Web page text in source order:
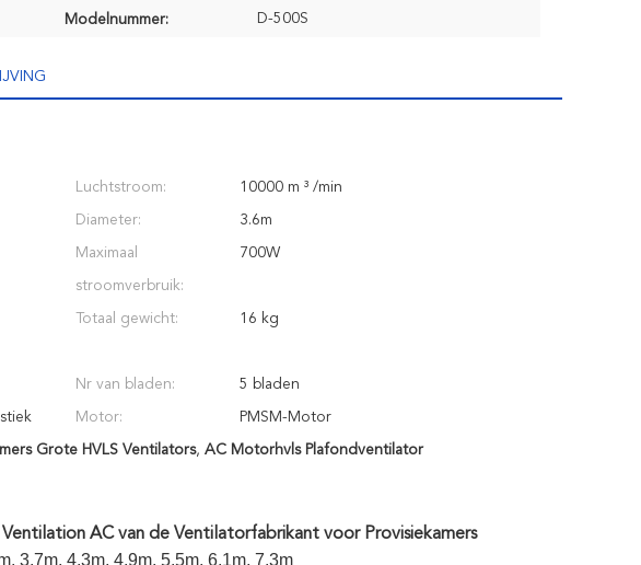
Modelnummer: D-500S
Luchtstroom: 10000 m ³ /min
Diameter: 3.6m
Maximaal
stroomverbruik:
700W
Totaal gewicht: 16 kg
Nr van bladen: 5 bladen
Motor: PMSM-Motor
Grote HVLS Ventilators, AC Motorhvls Plafondventilator
AC van de Ventilatorfabrikant voor Provisiekamers
3.7m, 4.3m, 4.9m, 5.5m, 6.1m, 7.3m